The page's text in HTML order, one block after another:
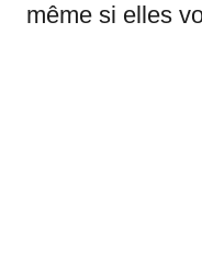
même si elles